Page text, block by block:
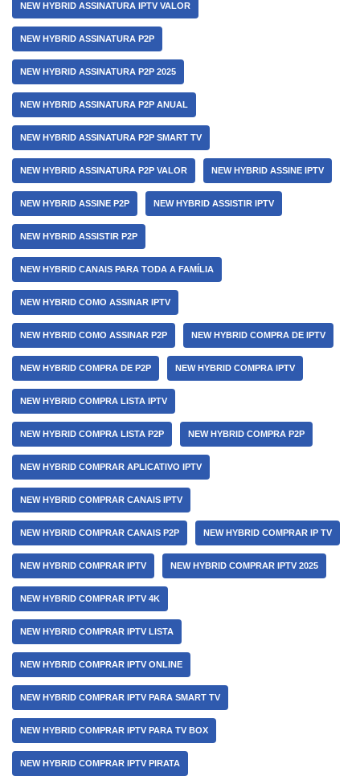
NEW HYBRID ASSINATURA IPTV VALOR
NEW HYBRID ASSINATURA P2P
NEW HYBRID ASSINATURA P2P 2025
NEW HYBRID ASSINATURA P2P ANUAL
NEW HYBRID ASSINATURA P2P SMART TV
NEW HYBRID ASSINATURA P2P VALOR NEW HYBRID ASSINE IPTV
NEW HYBRID ASSINE P2P NEW HYBRID ASSISTIR IPTV
NEW HYBRID ASSISTIR P2P
NEW HYBRID CANAIS PARA TODA A FAMÍLIA
NEW HYBRID COMO ASSINAR IPTV
NEW HYBRID COMO ASSINAR P2P NEW HYBRID COMPRA DE IPTV
NEW HYBRID COMPRA DE P2P NEW HYBRID COMPRA IPTV
NEW HYBRID COMPRA LISTA IPTV
NEW HYBRID COMPRA LISTA P2P NEW HYBRID COMPRA P2P
NEW HYBRID COMPRAR APLICATIVO IPTV
NEW HYBRID COMPRAR CANAIS IPTV
NEW HYBRID COMPRAR CANAIS P2P NEW HYBRID COMPRAR IP TV
NEW HYBRID COMPRAR IPTV NEW HYBRID COMPRAR IPTV 2025
NEW HYBRID COMPRAR IPTV 4K
NEW HYBRID COMPRAR IPTV LISTA
NEW HYBRID COMPRAR IPTV ONLINE
NEW HYBRID COMPRAR IPTV PARA SMART TV
NEW HYBRID COMPRAR IPTV PARA TV BOX
NEW HYBRID COMPRAR IPTV PIRATA